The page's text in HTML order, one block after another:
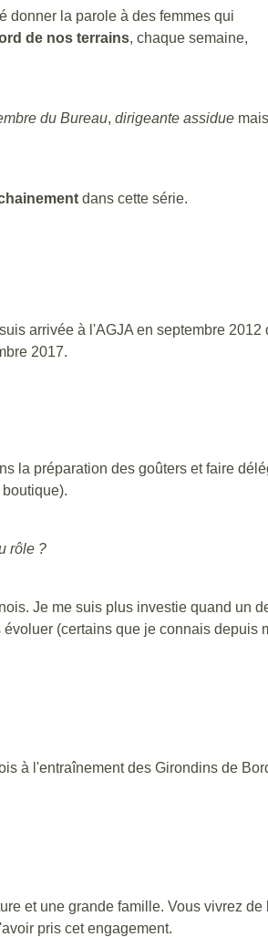
donner la parole à des femmes qui
de nos terrains, chaque semaine,
du Bureau, dirigeante assidue mais
dans cette série.
arrivée à l'AGJA en septembre
2017.
la préparation des goûters et faire
rôle ?
Je me suis plus investie quand un
(certains que je connais depuis
à l'entraînement des Girondins de
et une grande famille. Vous vivrez
pris cet engagement.